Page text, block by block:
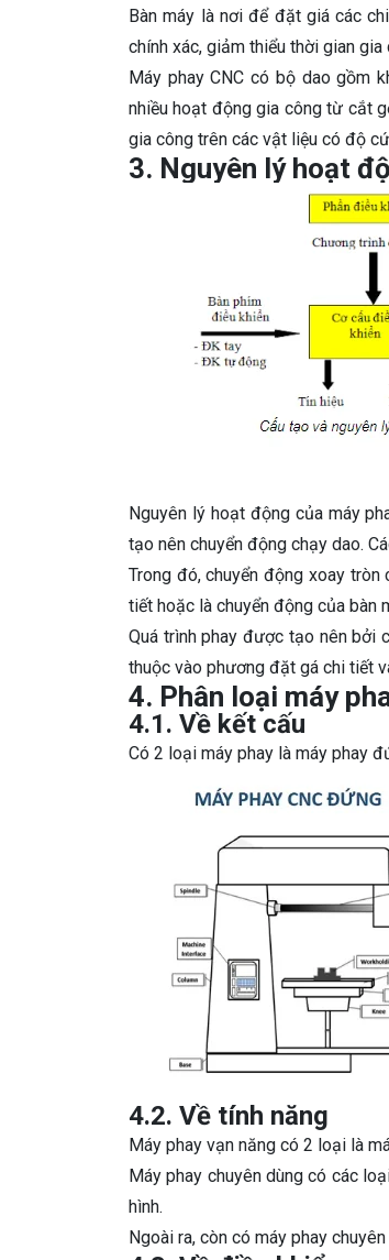
Bàn máy là nơi để đặt giá các
chính xác, giảm thiểu thời gian
Máy phay CNC có bộ dao gồm
nhiều hoạt động gia công từ cắt
gia công trên các vật liệu có độ
3. Nguyên lý hoạt
Nguyên lý hoạt động của máy
tạo nên chuyển động chạy dao.
Trong đó, chuyển động xoay
tiết hoặc là chuyển động của bàn
Quá trình phay được tạo nên bởi
thuộc vào phương đặt gá chi tiết
4. Phân loại máy
4.1. Về kết cấu
Có 2 loại máy phay là máy phay
4.2. Về tính năng
Máy phay vạn năng có 2 loại là
Máy phay chuyên dùng có các
hình.
Ngoài ra, còn có máy phay